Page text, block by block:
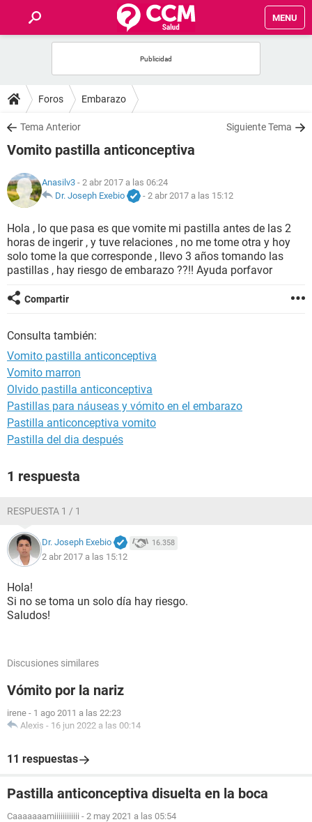
MENU
FOROS
SALUD
NUTRICIÓN
BIENESTAR
SEXUALIDAD
GLOSARIO
Foros Embarazo
Tema Anterior Siguiente Tema
Vomito pastilla anticonceptiva
Anasilv3 - 2 abr 2017 a las 06:24
Dr. Joseph Exebio
- 2 abr 2017 a las 15:12
Hola , lo que pasa es que vomite mi pastilla antes de las 2
horas de ingerir , y tuve relaciones , no me tome otra y hoy
solo tome la que corresponde , llevo 3 años tomando las
pastillas , hay riesgo de embarazo ??!! Ayuda porfavor
Compartir
Consulta también:
Vomito pastilla anticonceptiva
Vomito marron
Olvido pastilla anticonceptiva
Pastillas para náuseas y vómito en el embarazo
Pastilla anticonceptiva vomito
Pastilla del dia después
1 respuesta
RESPUESTA 1 / 1
Dr. Joseph Exebio 16.358
2 abr 2017 a las 15:12
Hola!
Si no se toma un solo día hay riesgo.
Saludos!
Discusiones similares
Vómito por la nariz
irene - 1 ago 2011 a las 22:23
Alexis - 16 jun 2022 a las 00:14
11 respuestas
Pastilla anticonceptiva disuelta en la boca
Caaaaaaamiiiiiiiiiiii - 2 may 2021 a las 05:54